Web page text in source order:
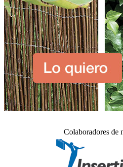
Colaboradores de